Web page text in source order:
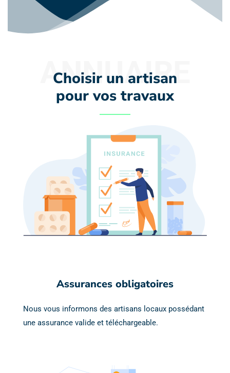
ANNUAIRE
Choisir un artisan
pour vos travaux
Assurances obligatoires
Nous vous informons des artisans locaux possédant
une assurance valide et téléchargeable.